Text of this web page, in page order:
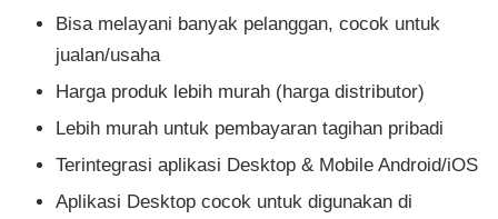
Bisa melayani banyak pelanggan, cocok untuk
jualan​/usaha
Harga produk lebih murah (harga distributor)​
Lebih murah untuk pembayaran tagihan pribadi​
Terintegrasi aplikasi Desktop & Mobile Android/iOS​
Aplikasi Desktop cocok untuk digunakan di